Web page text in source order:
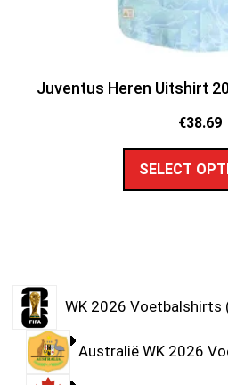
Juventus Heren Uitshirt
€38.69
SELECT
WK 2026 Voetbalshirts
Australië WK 2026